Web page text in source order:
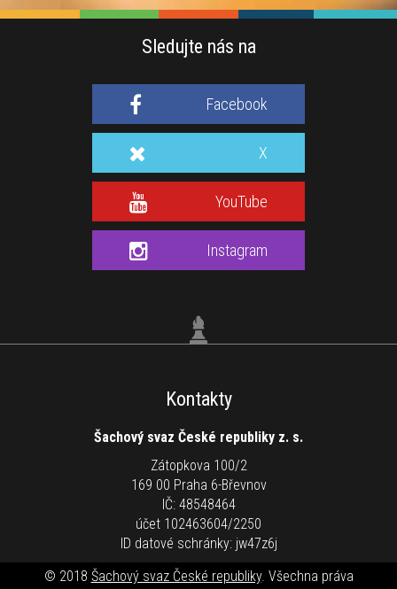
Sledujte nás na
Facebook
X
YouTube
Instagram
Kontakty
Šachový svaz České republiky z. s.
Zátopkova 100/2
169 00 Praha 6-Břevnov
IČ: 48548464
účet 102463604/2250
ID datové schránky: jw47z6j
© 2018 Šachový svaz České republiky. Všechna práva